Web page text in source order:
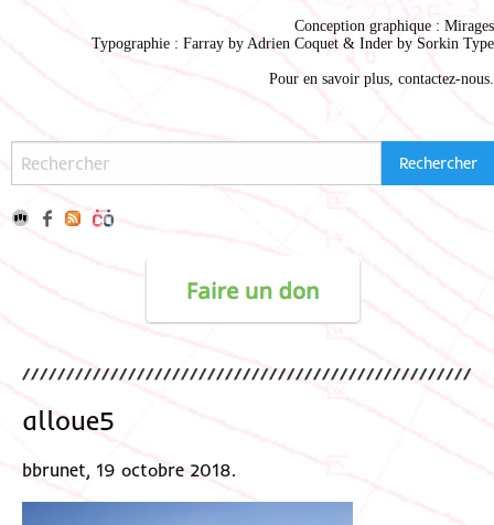
Conception graphique : Mirages
Typographie : Farray by Adrien Coquet & Inder by Sorkin Type
Pour en savoir plus, contactez-nous
alloue5
bbrunet, 19 octobre 2018.